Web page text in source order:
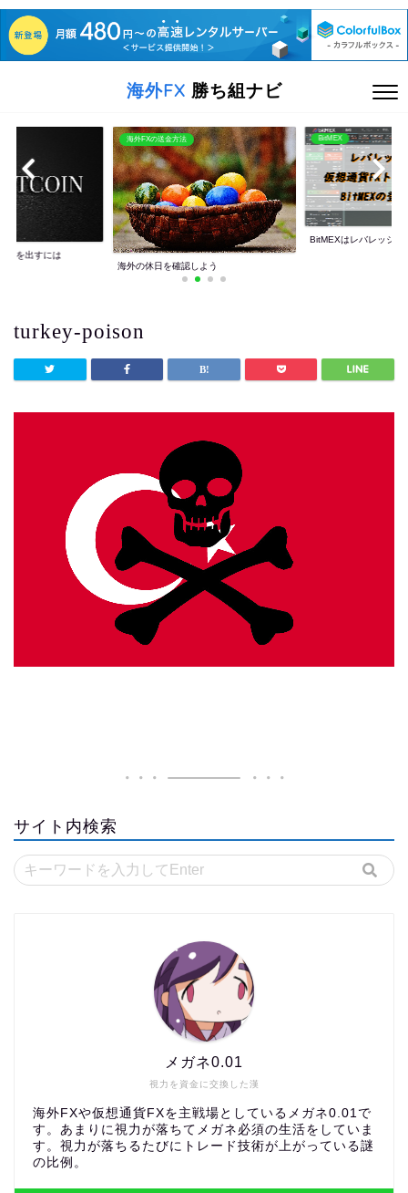
海外FX 勝ち組ナビ
益を出すには
海外FXの送金方法
海外の休日を確認しよう
BitMEX
BitMEXはレバレッジ
turkey-poison
サイト内検索
視力を資金に交換した漢
メガネ0.01
海外FXや仮想通貨FXを主戦場としているメガネ0.01で
す。あまりに視力が落ちてメガネ必須の生活をしていま
す。視力が落ちるたびにトレード技術が上がっている謎
の比例。